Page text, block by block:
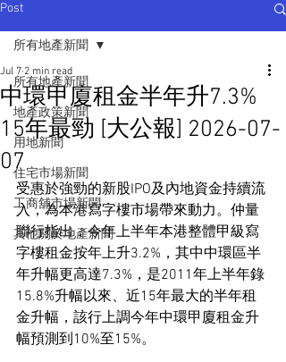
Post
所有地產新聞
地產政策新聞
用地新聞
住宅市場新聞
工商舖市場新聞
其他關於地產新聞
所有地產新聞
中環甲廈租金半年升7.3%
15年最勁 [大公報] 2026-07-
07
Jul 7 2 min read
受惠於強勁的新股IPO及內地資金持續流
入，為本港寫字樓市場帶來動力。仲量
聯行指出，今年上半年本港整體甲級寫
字樓租金按年上升3.2%，其中中環區半
年升幅更高達7.3%，是2011年上半年錄
15.8%升幅以來、近15年最大的半年租
金升幅，該行上調今年中環甲廈租金升
幅預測到10%至15%。